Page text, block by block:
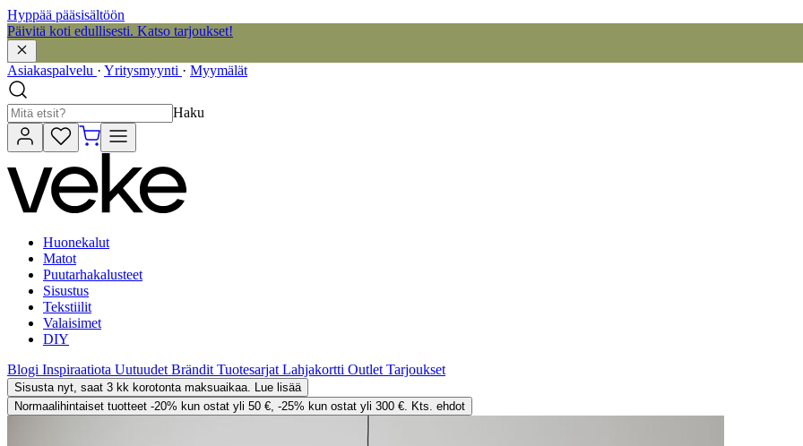
Hyppää pääsisältöön
Päivitä koti edullisesti. Katso tarjoukset!
Asiakaspalvelu · Yritysmyynti · Myymälät
Haku
Huonekalut
Matot
Puutarhakalusteet
Sisustus
Tekstiilit
Valaisimet
DIY
Blogi Inspiraatiota Uutuudet Brändit Tuotesarjat Lahjakortti Outlet Tarjoukset
Sisusta nyt, saat 3 kk korotonta maksuaikaa. Lue lisää
Normaalihintaiset tuotteet -20% kun ostat yli 50 €, -25% kun ostat yli 300 €. Kts. ehdot